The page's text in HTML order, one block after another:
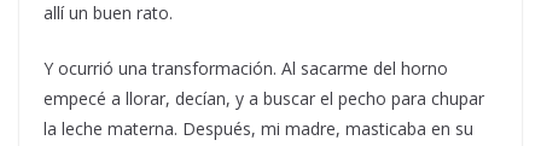
allí un buen rato.
Y ocurrió una transformación. Al sacarme del horno
empecé a llorar, decían, y a buscar el pecho para chupar
la leche materna. Después, mi madre, masticaba en su